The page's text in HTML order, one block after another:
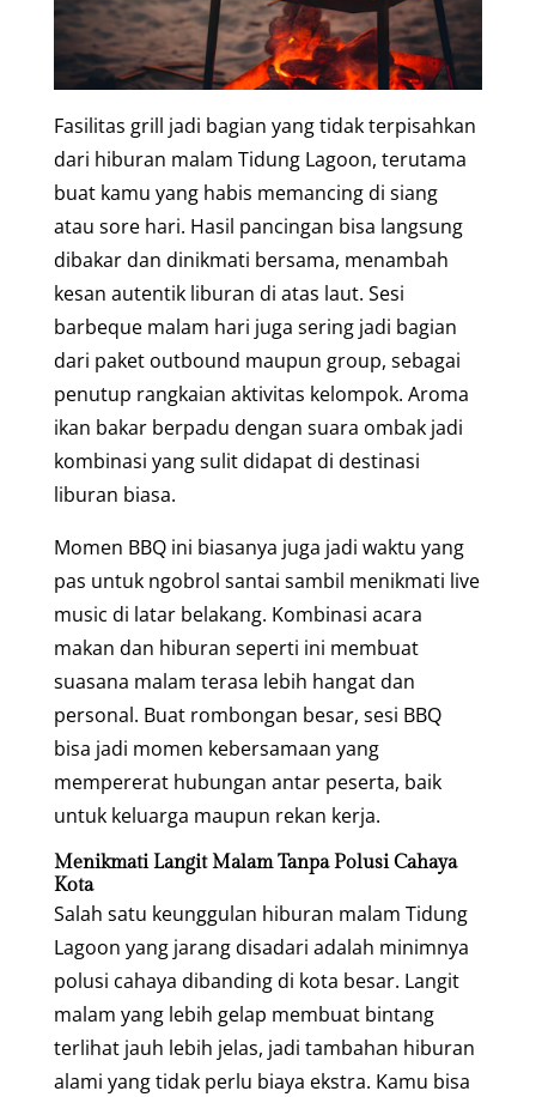
Fasilitas grill jadi bagian yang tidak terpisahkan
dari hiburan malam Tidung Lagoon, terutama
buat kamu yang habis memancing di siang
atau sore hari. Hasil pancingan bisa langsung
dibakar dan dinikmati bersama, menambah
kesan autentik liburan di atas laut. Sesi
barbeque malam hari juga sering jadi bagian
dari paket outbound maupun group, sebagai
penutup rangkaian aktivitas kelompok. Aroma
ikan bakar berpadu dengan suara ombak jadi
kombinasi yang sulit didapat di destinasi
liburan biasa.
Momen BBQ ini biasanya juga jadi waktu yang
pas untuk ngobrol santai sambil menikmati live
music di latar belakang. Kombinasi acara
makan dan hiburan seperti ini membuat
suasana malam terasa lebih hangat dan
personal. Buat rombongan besar, sesi BBQ
bisa jadi momen kebersamaan yang
mempererat hubungan antar peserta, baik
untuk keluarga maupun rekan kerja.
Menikmati Langit Malam Tanpa Polusi Cahaya
Kota
Salah satu keunggulan hiburan malam Tidung
Lagoon yang jarang disadari adalah minimnya
polusi cahaya dibanding di kota besar. Langit
malam yang lebih gelap membuat bintang
terlihat jauh lebih jelas, jadi tambahan hiburan
alami yang tidak perlu biaya ekstra. Kamu bisa